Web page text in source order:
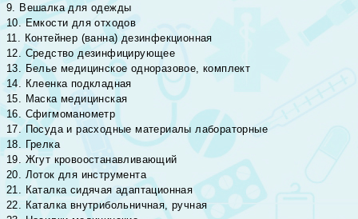
9. Вешалка для одежды
10. Емкости для отходов
11. Контейнер (ванна) дезинфекционная
12. Средство дезинфицирующее
13. Белье медицинское одноразовое, комплект
14. Клеенка подкладная
15. Маска медицинская
16. Сфигмоманометр
17. Посуда и расходные материалы лабораторные
18. Грелка
19. Жгут кровоостанавливающий
20. Лоток для инструмента
21. Каталка сидячая адаптационная
22. Каталка внутрибольничная, ручная